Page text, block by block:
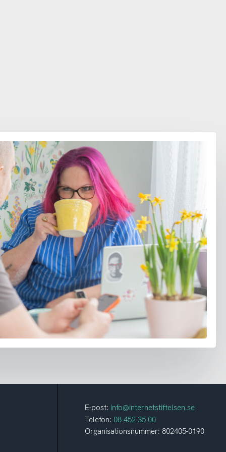
E-post: info@internetstiftelsen.se
Telefon: 08-452 35 00
Organisationsnummer: 802405-0190